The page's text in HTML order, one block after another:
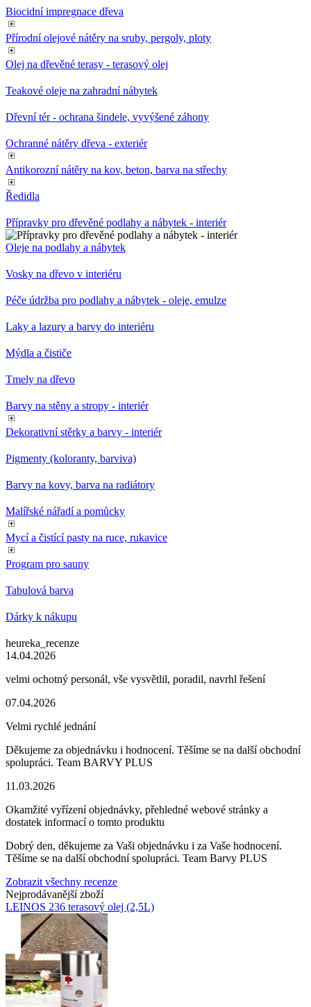
Biocidní impregnace dřeva
Přírodní olejové nátěry na sruby, pergoly, ploty
Olej na dřevěné terasy - terasový olej
Teakové oleje na zahradní nábytek
Dřevní tér - ochrana šindele, vyvýšené záhony
Ochranné nátěry dřeva - exteriér
Antikorozní nátěry na kov, beton, barva na střechy
Ředidla
Přípravky pro dřevěné podlahy a nábytek - interiér
Oleje na podlahy a nábytek
Vosky na dřevo v interiéru
Péče údržba pro podlahy a nábytek - oleje, emulze
Laky a lazury a barvy do interiéru
Mýdla a čističe
Tmely na dřevo
Barvy na stěny a stropy - interiér
Dekorativní stěrky a barvy - interiér
Pigmenty (koloranty, barviva)
Barvy na kovy, barva na radiátory
Malířské nářadí a pomůcky
Mycí a čistící pasty na ruce, rukavice
Program pro sauny
Tabulová barva
Dárky k nákupu
heureka_recenze
14.04.2026
velmi ochotný personál, vše vysvětlil, poradil, navrhl řešení
07.04.2026
Velmi rychlé jednání
Děkujeme za objednávku i hodnocení. Těšíme se na další obchodní
spolupráci. Team BARVY PLUS
11.03.2026
Okamžité vyřízení objednávky, přehledné webové stránky a
dostatek informací o tomto produktu
Dobrý den, děkujeme za Vaši objednávku i za Vaše hodnocení.
Těšíme se na další obchodní spolupráci. Team Barvy PLUS
Zobrazit všechny recenze
Nejprodávanější zboží
LEINOS 236 terasový olej (2,5L)